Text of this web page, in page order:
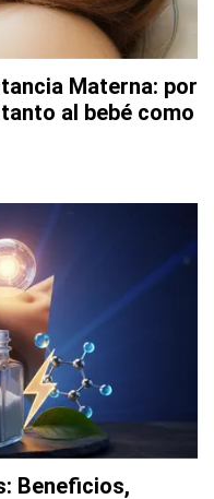
Materna: por
al bebé como
Beneficios,